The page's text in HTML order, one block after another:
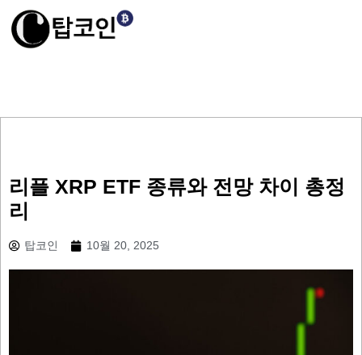
리플 XRP ETF 종류와 전망 차이 총정
리
탑코인 10월 20, 2025